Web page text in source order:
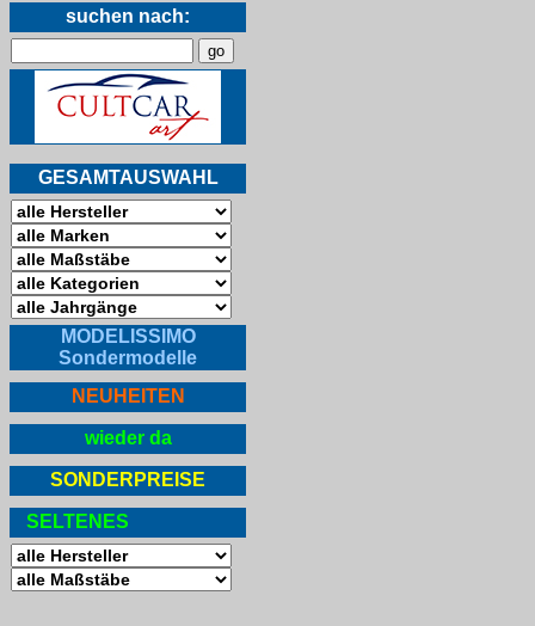
suchen nach:
GESAMTAUSWAHL
MODELISSIMO
Sondermodelle
NEUHEITEN
wieder da
SONDERPREISE
SELTENES